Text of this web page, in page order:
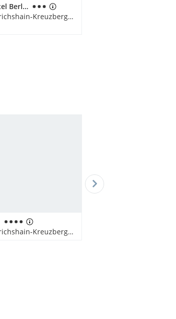
IntercityHotel Berlin Ostbahnhof
Berlin-Friedrichshain-Kreuzberg, Deutschland
Berlin-Friedrichshain-Kreuzberg, Deutschland